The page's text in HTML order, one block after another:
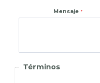
Mensaje
Términos